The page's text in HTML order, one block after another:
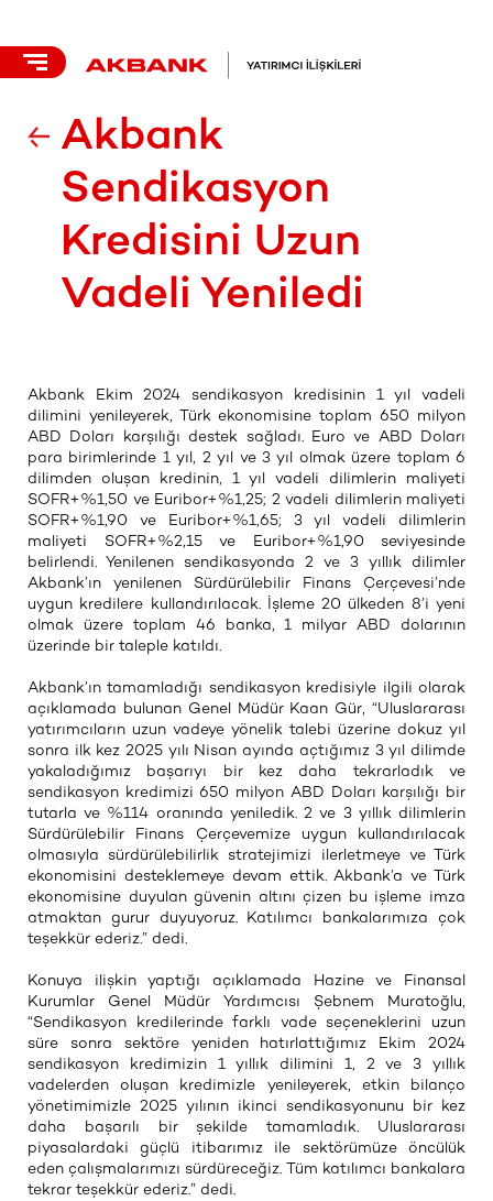
Akbank
Sendikasyon
Kredisini Uzun
Vadeli Yeniledi
Akbank Ekim 2024 sendikasyon kredisinin 1 yıl vadeli
dilimini yenileyerek, Türk ekonomisine toplam 650 milyon
ABD Doları karşılığı destek sağladı. Euro ve ABD Doları
para birimlerinde 1 yıl, 2 yıl ve 3 yıl olmak üzere toplam 6
dilimden oluşan kredinin, 1 yıl vadeli dilimlerin maliyeti
SOFR+%1,50 ve Euribor+%1,25; 2 vadeli dilimlerin maliyeti
SOFR+%1,90 ve Euribor+%1,65; 3 yıl vadeli dilimlerin
maliyeti SOFR+%2,15 ve Euribor+%1,90 seviyesinde
belirlendi. Yenilenen sendikasyonda 2 ve 3 yıllık dilimler
Akbank’ın yenilenen Sürdürülebilir Finans Çerçevesi’nde
uygun kredilere kullandırılacak. İşleme 20 ülkeden 8’i yeni
olmak üzere toplam 46 banka, 1 milyar ABD dolarının
üzerinde bir taleple katıldı.
Akbank’ın tamamladığı sendikasyon kredisiyle ilgili olarak
açıklamada bulunan Genel Müdür Kaan Gür, “Uluslararası
yatırımcıların uzun vadeye yönelik talebi üzerine dokuz yıl
sonra ilk kez 2025 yılı Nisan ayında açtığımız 3 yıl dilimde
yakaladığımız başarıyı bir kez daha tekrarladık ve
sendikasyon kredimizi 650 milyon ABD Doları karşılığı bir
tutarla ve %114 oranında yeniledik. 2 ve 3 yıllık dilimlerin
Sürdürülebilir Finans Çerçevemize uygun kullandırılacak
olmasıyla sürdürülebilirlik stratejimizi ilerletmeye ve Türk
ekonomisini desteklemeye devam ettik. Akbank’a ve Türk
ekonomisine duyulan güvenin altını çizen bu işleme imza
atmaktan gurur duyuyoruz. Katılımcı bankalarımıza çok
teşekkür ederiz.” dedi.
Konuya ilişkin yaptığı açıklamada Hazine ve Finansal
Kurumlar Genel Müdür Yardımcısı Şebnem Muratoğlu,
“Sendikasyon kredilerinde farklı vade seçeneklerini uzun
süre sonra sektöre yeniden hatırlattığımız Ekim 2024
sendikasyon kredimizin 1 yıllık dilimini 1, 2 ve 3 yıllık
vadelerden oluşan kredimizle yenileyerek, etkin bilanço
yönetimimizle 2025 yılının ikinci sendikasyonunu bir kez
daha başarılı bir şekilde tamamladık. Uluslararası
piyasalardaki güçlü itibarımız ile sektörümüze öncülük
eden çalışmalarımızı sürdüreceğiz. Tüm katılımcı bankalara
tekrar teşekkür ederiz.” dedi.